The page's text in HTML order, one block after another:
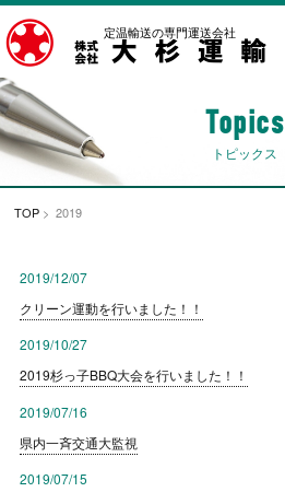
定温輸送の専門運送会社
Topics
トピックス
TOP > 2019
2019/12/07
クリーン運動を行いました！！
2019/10/27
2019杉っ子BBQ大会を行いました！！
2019/07/16
県内一斉交通大監視
2019/07/15